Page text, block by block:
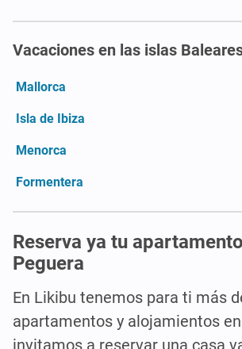
Vacaciones en las islas
Mallorca
Isla de Ibiza
Menorca
Formentera
Reserva ya tu
Peguera
En Likibu tenemos para ti más
apartamentos y alojamientos
invitamos a reservar una casa